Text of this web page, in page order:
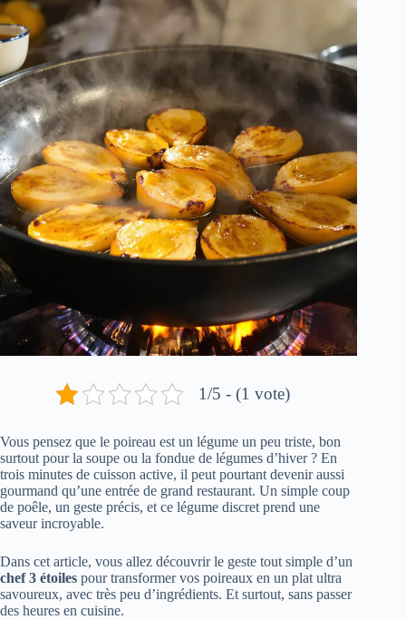
1/5 - (1 vote)
Vous pensez que le poireau est un légume un peu triste, bon
surtout pour la soupe ou la fondue de légumes d’hiver ? En
trois minutes de cuisson active, il peut pourtant devenir aussi
gourmand qu’une entrée de grand restaurant. Un simple coup
de poêle, un geste précis, et ce légume discret prend une
saveur incroyable.
Dans cet article, vous allez découvrir le geste tout simple d’un
chef 3 étoiles pour transformer vos poireaux en un plat ultra
savoureux, avec très peu d’ingrédients. Et surtout, sans passer
des heures en cuisine.